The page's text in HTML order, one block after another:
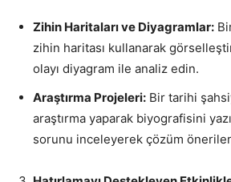
Zihin Haritaları ve Diyagramlar:
zihin haritası kullanarak
olayı diyagram ile analiz edin.
Araştırma Projeleri: Bir tarihi
araştırma yaparak biyografisini
sorunu inceleyerek çözüm